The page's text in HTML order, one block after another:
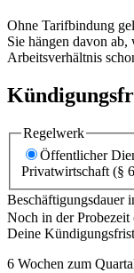
Ohne Tarifbindung
Sie hängen davon
Arbeitsverhältnis
Regelwerk
Öffentlicher
Privatwirtschaft (§
Beschäftigungsdauer
Noch in der Probezeit
Deine Kündigungsfrist
6 Wochen zum